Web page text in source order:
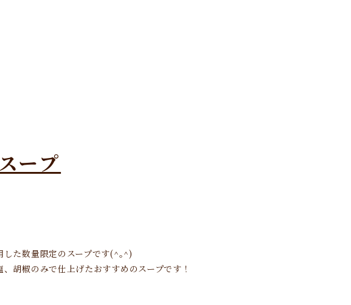
ープ
た数量限定のスープです(^｡^)
胡椒のみで仕上げたおすすめのスープです！